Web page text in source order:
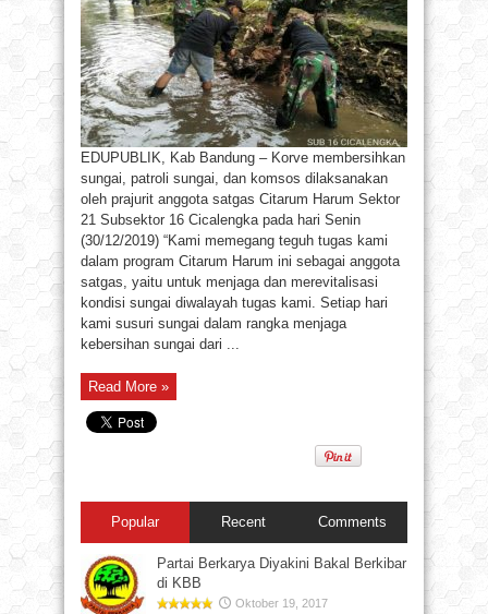
EDUPUBLIK, Kab Bandung – Korve membersihkan
sungai, patroli sungai, dan komsos dilaksanakan
oleh prajurit anggota satgas Citarum Harum Sektor
21 Subsektor 16 Cicalengka pada hari Senin
(30/12/2019) “Kami memegang teguh tugas kami
dalam program Citarum Harum ini sebagai anggota
satgas, yaitu untuk menjaga dan merevitalisasi
kondisi sungai diwalayah tugas kami. Setiap hari
kami susuri sungai dalam rangka menjaga
kebersihan sungai dari ...
Read More »
Popular Recent Comments
Partai Berkarya Diyakini Bakal Berkibar
di KBB
Oktober 19, 2017